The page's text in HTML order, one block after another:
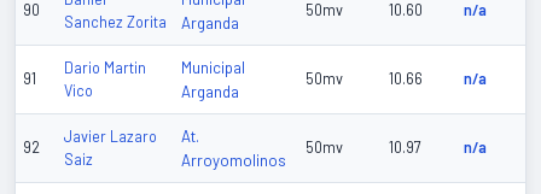
90
Sanchez Zorita
Arganda
50mv 10.60 n/a
91
Dario Martin
Vico
Municipal
Arganda
50mv 10.66 n/a
92
Javier Lazaro
Saiz
At.
Arroyomolinos
50mv 10.97 n/a